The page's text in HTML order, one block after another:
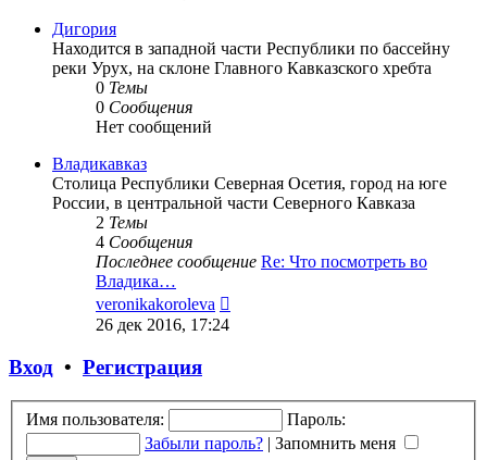
Дигория
Находится в западной части Республики по бассейну
реки Урух, на склоне Главного Кавказского хребта
0 Темы
0 Сообщения
Нет сообщений
Владикавказ
Столица Республики Северная Осетия, город на юге
России, в центральной части Северного Кавказа
2 Темы
4 Сообщения
Последнее сообщение Re: Что посмотреть во
Владика…
veronikakoroleva
26 дек 2016, 17:24
Вход • Регистрация
Имя пользователя:
Пароль:
Забыли пароль? | Запомнить меня